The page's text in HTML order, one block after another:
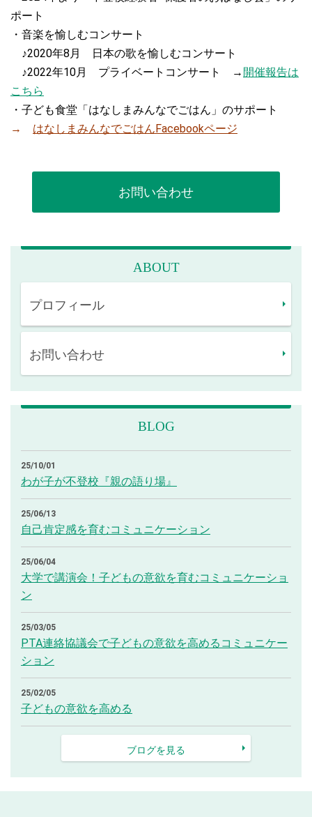
ポート
・音楽を愉しむコンサート
♪2020年8月 日本の歌を愉しむコンサート
♪2022年10月 プライベートコンサート → 開催報告は
こちら
・子ども食堂「はなしまみんなでごはん」のサポート
→ はなしまみんなでごはんFacebookページ
お問い合わせ
ABOUT
プロフィール
お問い合わせ
BLOG
25/10/01
わが子が不登校『親の語り場』
25/06/13
自己肯定感を育むコミュニケーション
25/06/04
大学で講演会！子どもの意欲を育むコミュニケーショ
ン
25/03/05
PTA連絡協議会で子どもの意欲を高めるコミュニケー
ション
25/02/05
子どもの意欲を高める
ブログを見る